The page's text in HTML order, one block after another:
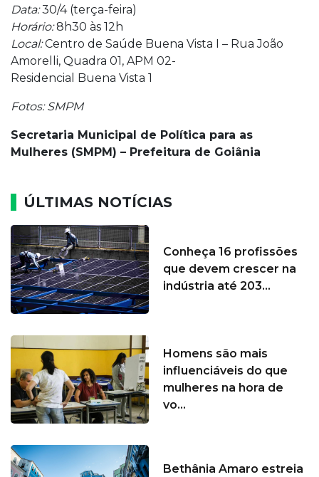
Data:30/4 (terça-feira)
Horário:8h30 às 12h
Local:Centro de Saúde Buena Vista I – Rua João
Amorelli, Quadra 01, APM 02-
Residencial Buena Vista 1
Fotos: SMPM
Secretaria Municipal de Política para as
Mulheres (SMPM) – Prefeitura de Goiânia
ÚLTIMAS NOTÍCIAS
Conheça 16 profissões
que devem crescer na
indústria até 203...
Homens são mais
influenciáveis do que
mulheres na hora de
vo...
Bethânia Amaro estreia